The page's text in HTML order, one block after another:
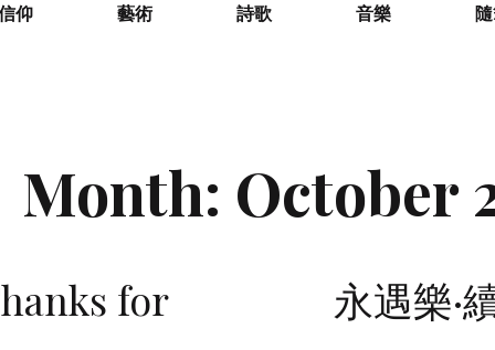
仰 藝術 詩歌 音樂
Month: October
for
永遇樂·